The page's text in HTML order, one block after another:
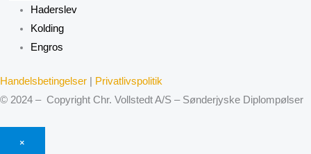
Haderslev
Kolding
Engros
Handelsbetingelser
Privatlivspolitik
© 2024 – Copyright Chr. Vollstedt A/S – Sønderjyske Diplompølser
×